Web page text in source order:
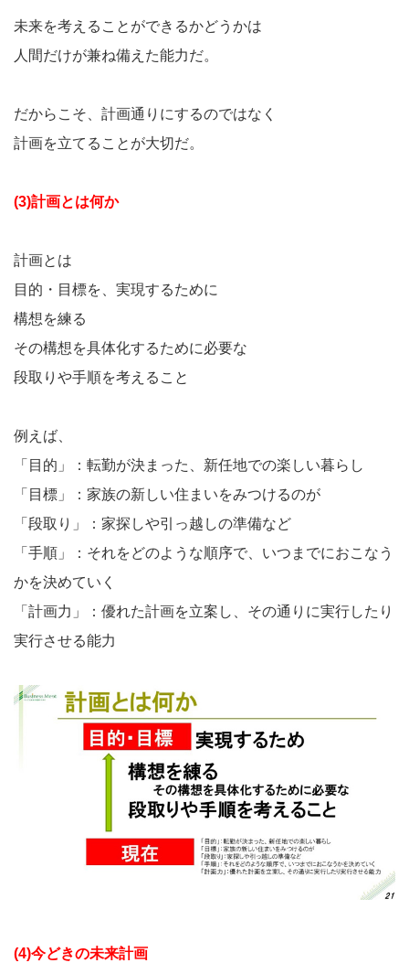
未来を考えることができるかどうかは
人間だけが兼ね備えた能力だ。
だからこそ、計画通りにするのではなく
計画を立てることが大切だ。
(3)計画とは何か
計画とは
目的・目標を、実現するために
構想を練る
その構想を具体化するために必要な
段取りや手順を考えること
例えば、
「目的」：転勤が決まった、新任地での楽しい暮らし
「目標」：家族の新しい住まいをみつけるのが
「段取り」：家探しや引っ越しの準備など
「手順」：それをどのような順序で、いつまでにおこなう
かを決めていく
「計画力」：優れた計画を立案し、その通りに実行したり
実行させる能力
(4)今どきの未来計画